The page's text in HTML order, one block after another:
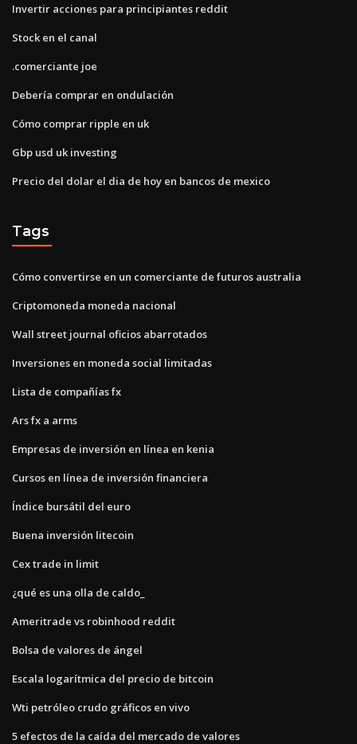
Invertir acciones para principiantes reddit
Stock en el canal
.comerciante joe
Debería comprar en ondulación
Cómo comprar ripple en uk
Gbp usd uk investing
Precio del dolar el dia de hoy en bancos de mexico
Tags
Cómo convertirse en un comerciante de futuros australia
Criptomoneda moneda nacional
Wall street journal oficios abarrotados
Inversiones en moneda social limitadas
Lista de compañías fx
Ars fx a arms
Empresas de inversión en línea en kenia
Cursos en línea de inversión financiera
Índice bursátil del euro
Buena inversión litecoin
Cex trade in limit
¿qué es una olla de caldo_
Ameritrade vs robinhood reddit
Bolsa de valores de ángel
Escala logarítmica del precio de bitcoin
Wti petróleo crudo gráficos en vivo
5 efectos de la caída del mercado de valores